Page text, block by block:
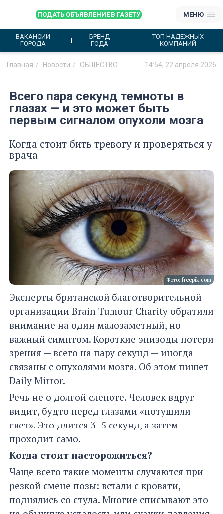
ПОДАТЬ ОБЪЯВЛЕНИЕ В ГАЗЕТУ МЕНЮ
ВАКАНСИИ
ГОРОДА
БРЕНД
ГОДА
ТОП НАДЕЖНЫХ
КОМПАНИЙ
Главная Новости ОБЩЕСТВО 14:54, 22 апреля 2026
Всего пара секунд темноты в
глазах — и это может быть
первым сигналом опухоли мозга
Когда стоит бить тревогу и проверяться у
врача
Фото: freepik.com
Эксперты британской благотворительной
организации Brain Tumour Charity обратили
внимание на один малозаметный, но
важный симптом. Короткие эпизоды потери
зрения — всего на пару секунд — иногда
связаны с опухолями мозга. Об этом пишет
Daily Mirror.
Речь не о долгой слепоте. Человек вдруг
видит, будто перед глазами «потушили
свет». Это длится 3–5 секунд, а затем
проходит само.
Когда стоит насторожиться?
Чаще всего такие моменты случаются при
резкой смене позы: встали с кровати,
поднялись со стула. Многие списывают это